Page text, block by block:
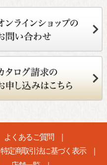
よくあるご質問
特定商取引法に基づく表示